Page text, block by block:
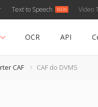
Text to Speech Video
OCR API
CAF CAF do DVMS